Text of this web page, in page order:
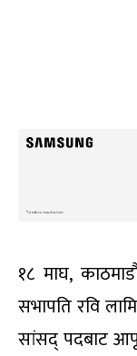
१८ माघ,
सभापति रवि
सांसद् पदबाट